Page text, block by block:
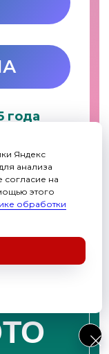
Яндекс
анализа
согласие на
этого
обработки